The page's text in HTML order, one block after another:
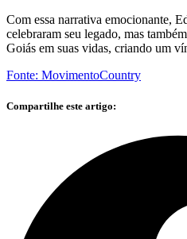
Com essa narrativa emocionante,
celebraram seu legado, mas
Goiás em suas vidas, criando um
Fonte: MovimentoCountry
Compartilhe este artigo: